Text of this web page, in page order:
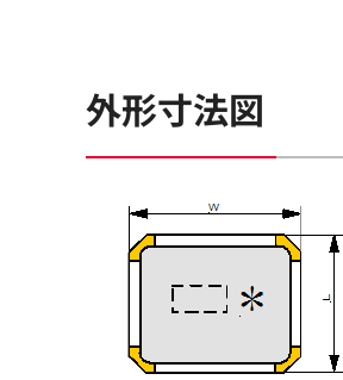
外形寸法図